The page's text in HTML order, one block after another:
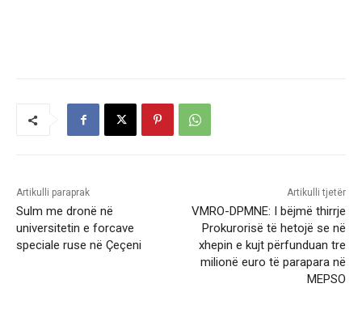
Artikulli paraprak
Sulm me dronë në
universitetin e forcave
speciale ruse në Çeçeni
Artikulli tjetër
VMRO-DPMNE: I bëjmë thirrje
Prokurorisë të hetojë se në
xhepin e kujt përfunduan tre
milionë euro të parapara në
MEPSO